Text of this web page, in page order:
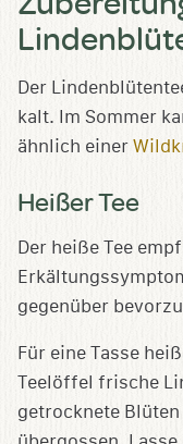
Der
kalt. Im Sommer
ähnlich einer
Heißer Tee
Der heiße Tee
gegenüber
Für eine Tasse
Teelöffel frische
getrocknete